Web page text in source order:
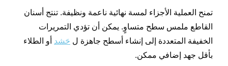
تمنح العملية الأجزاء لمسة نهائية ناعمة ونظيفة. تنتج أسنان
القاطع ملمس سطح متساوٍ. يمكن أن تؤدي التمريرات
الخفيفة المتعددة إلى إنشاء أسطح جاهزة ل حَشد أو الطلاء
بأقل جهد إضافي ممكن.